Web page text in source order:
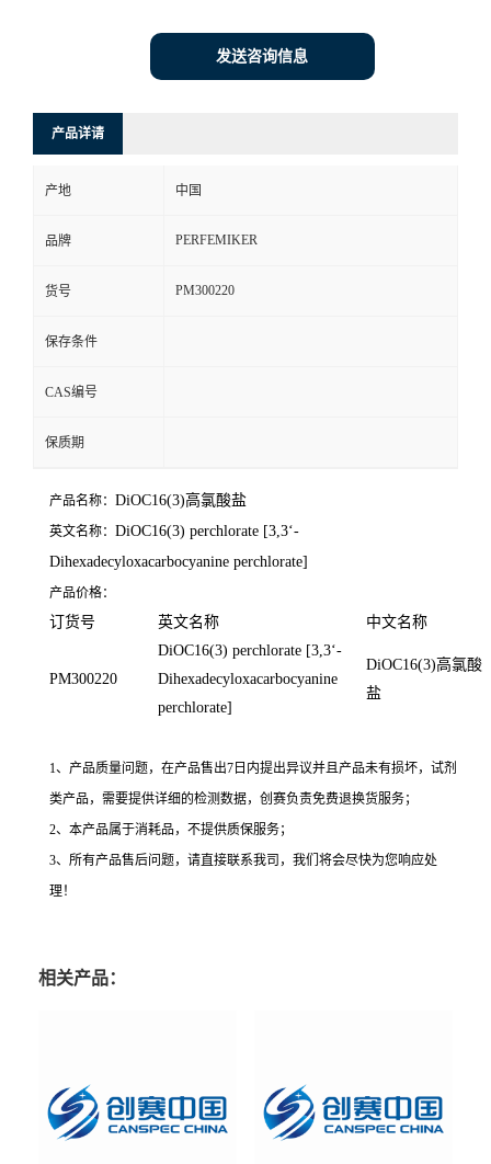
发送咨询信息
产品详请
产地 中国
品牌 PERFEMIKER
货号 PM300220
保存条件
CAS编号
保质期
产品名称： DiOC16(3)高氯酸盐
英文名称： DiOC16(3) perchlorate [3,3‘-
Dihexadecyloxacarbocyanine perchlorate]
产品价格：
订货号 英文名称 中文名称
PM300220
DiOC16(3) perchlorate [3,3‘-
Dihexadecyloxacarbocyanine
perchlorate]
DiOC16(3)高氯酸
盐
1、产品质量问题，在产品售出7日内提出异议并且产品未有损坏，试剂
类产品，需要提供详细的检测数据，创赛负责免费退换货服务；
2、本产品属于消耗品，不提供质保服务；
3、所有产品售后问题，请直接联系我司，我们将会尽快为您响应处
理！
相关产品：